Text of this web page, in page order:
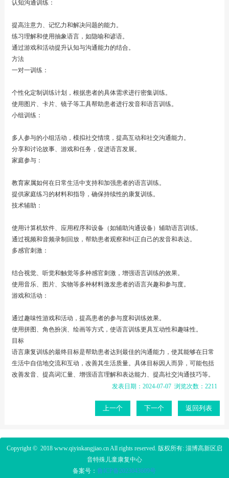
认知沟通训练：
提高注意力、记忆力和解决问题的能力。
练习理解和使用抽象语言，如隐喻和谚语。
通过游戏和活动提升认知与沟通能力的结合。
方法
一对一训练：
个性化定制训练计划，根据患者的具体需求进行密集训练。
使用图片、卡片、镜子等工具帮助患者进行发音和语言训练。
小组训练：
多人参与的小组活动，模拟社交情境，提高互动和社交沟通能力。
分享和讨论故事、游戏和任务，促进语言发展。
家庭参与：
教育家属如何在日常生活中支持和加强患者的语言训练。
提供家庭练习的材料和指导，确保持续性的康复训练。
技术辅助：
使用计算机软件、应用程序和设备（如辅助沟通设备）辅助语言训练。
通过视频和音频录制回放，帮助患者观察和纠正自己的发音和表达。
多感官刺激：
结合视觉、听觉和触觉等多种感官刺激，增强语言训练的效果。
使用音乐、图片、实物等多种材料激发患者的语言兴趣和参与度。
游戏和活动：
通过趣味性游戏和活动，提高患者的参与度和训练效果。
使用拼图、角色扮演、绘画等方式，使语言训练更具互动性和趣味性。
目标
语言康复训练的最终目标是帮助患者达到最佳的沟通能力，使其能够在日常
生活中自信地交流和互动，改善其生活质量。具体目标因人而异，可能包括
改善发音、提高词汇量、增强语言理解和表达能力、提高社交沟通技巧等。
发表日期：2024-07-07 浏览次数：2211
上一个 下一个 返回列表
Copyright © 2018 www.qiyinkangjiao.cnAll rights reserved. 版权所有: 淄博高新区启
音特殊儿童康复中心
备案号：鲁ICP备2023043609号